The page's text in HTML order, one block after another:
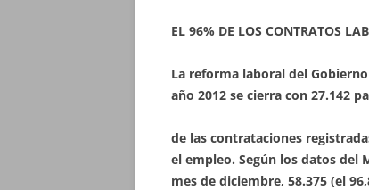
EL 96% DE LOS CONTRATOS
La reforma laboral del
año 2012 se cierra con 27.142
de las contrataciones
el empleo. Según los datos del
mes de diciembre, 58.375 (el